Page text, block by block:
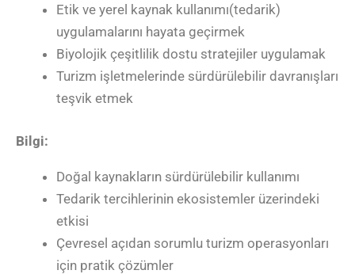
Etik ve yerel kaynak kullanımı(tedarik)
uygulamalarını hayata geçirmek
Biyolojik çeşitlilik dostu stratejiler uygulamak
Turizm işletmelerinde sürdürülebilir davranışları
teşvik etmek
Bilgi:
Doğal kaynakların sürdürülebilir kullanımı
Tedarik tercihlerinin ekosistemler üzerindeki
etkisi
Çevresel açıdan sorumlu turizm operasyonları
için pratik çözümler